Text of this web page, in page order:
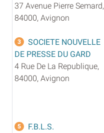
37 Avenue Pierre Semard,
84000, Avignon
3
SOCIETE NOUVELLE
DE PRESSE DU GARD
4 Rue De La Republique,
84000, Avignon
5
F.B.L.S.